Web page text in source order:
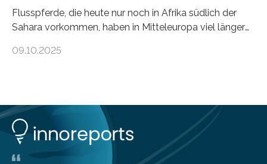
Flusspferde, die heute nur noch in Afrika südlich der
Sahara vorkommen, haben in Mitteleuropa viel länger
Knochenfunden zeigen, dass Flusspferde noch vor
Universität Potsdam und die Reiss-Engelhorn-Museen
Mannheim mit dem Curt-Engelhorn-Zentrum
Archäometrie hat dazu eine Studie im Fachjournal
Current Biology veröffentlicht. Bisher ging man davon
09.10.2025